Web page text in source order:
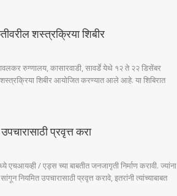
शस्त्रक्रिया शिबीर
रुग्णालय, कासारवाडी, सावर्डे येथे १२ ते २२ डिसेंबर
शस्त्रक्रिया शिबीर आयोजित करण्यात आले आहे. या शिबिरात
प्रवृत्त करा
/ एड्स च्या बाबतीत जनजागृती निर्माण करावी. ज्यांना
नियमित उपचारासाठी प्रवृत्त करावे, इतरांनी त्यांच्याबाबत